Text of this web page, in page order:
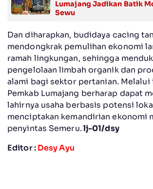
Lumajang Jadikan Batik
Sewu
Dan diharapkan, budidaya cacing
mendongkrak pemulihan ekonomi
ramah lingkungan, sehingga
pengelolaan limbah organik dan
alami bagi sektor pertanian.
Pemkab Lumajang berharap dapat
lahirnya usaha berbasis potensi
menciptakan kemandirian ekonomi
penyintas Semeru.lj-01/dsy
Editor :Desy Ayu